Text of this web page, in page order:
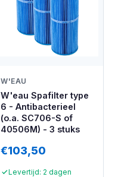
W'EAU
W'eau Spafilter type
6 - Antibacterieel
(o.a. SC706-S of
40506M) - 3 stuks
€103,50
Levertijd: 2 dagen